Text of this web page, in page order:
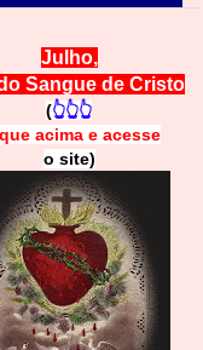
Julho,
Sangue de Cristo
(👆👆👆
acima e acesse
o site)